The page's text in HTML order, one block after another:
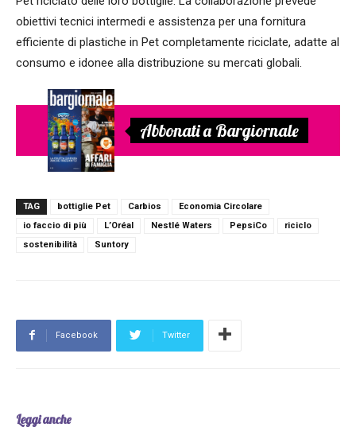
obiettivi tecnici intermedi e assistenza per una fornitura
efficiente di plastiche in Pet completamente riciclate, adatte al
consumo e idonee alla distribuzione su mercati globali.
Abbonati a Bargiornale
TAG bottiglie Pet Carbios
Economia Circolare
io faccio di più
L’Oréal Nestlé Waters PepsiCo
riciclo
sostenibilità
Suntory
Facebook Twitter
Leggi anche